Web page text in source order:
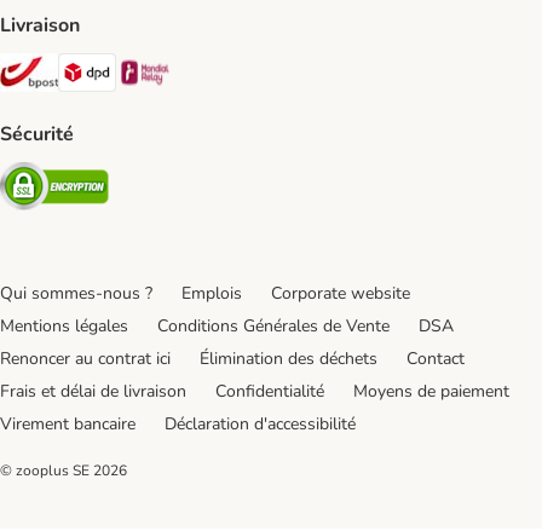
Livraison
Bpost Shipping Method
DPD Shipping Method
Sécurité
Security
Qui sommes-nous ? Emplois
Corporate website
Mentions légales
Conditions Générales de Vente
DSA
Renoncer au contrat ici
Élimination des déchets
Contact
Frais et délai de livraison
Confidentialité
Moyens de paiement
Virement bancaire
Déclaration d'accessibilité
© zooplus SE 2026